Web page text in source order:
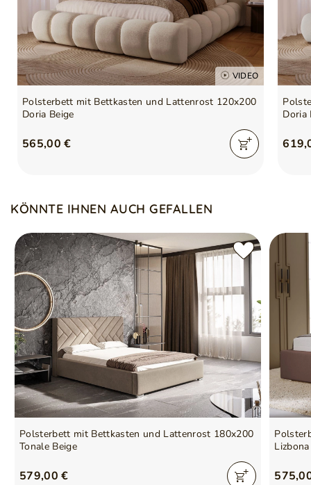
VIDEO
Polsterbett mit Bettkasten und Lattenrost 120x200
Doria Beige
565,00 €
Doria
KÖNNTE IHNEN AUCH GEFALLEN
Polsterbett mit Bettkasten und Lattenrost 180x200
Tonale Beige
579,00 €